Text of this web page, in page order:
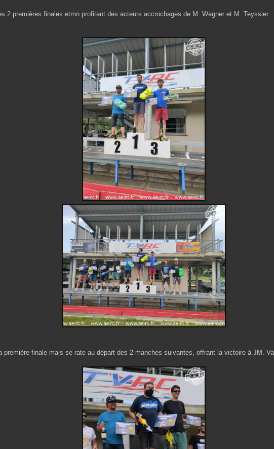
2 premières finales etmn profitant des acteurs accrochages de M. Wagner et M. Teyssier
première finale mais se rate au départ des 2 manches suivantes, offrant la victoire à JM.